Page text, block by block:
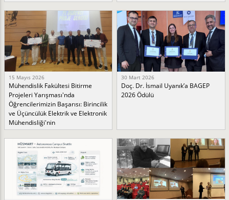
15 Mayıs 2026
Mühendislik Fakültesi Bitirme
Projeleri Yarışması'nda
Öğrencilerimizin Başarısı: Birincilik
ve Üçüncülük Elektrik ve Elektronik
Mühendisliği'nin
30 Mart 2026
Doç. Dr. İsmail Uyanık’a BAGEP
2026 Ödülü